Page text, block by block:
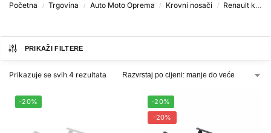
Početna / Trgovina / Auto Moto Oprema / Krovni nosači / Renault krovni nosači
PRIKAŽI FILTERE
Prikazuje se svih 4 rezultata
-20%
-20%
-20%